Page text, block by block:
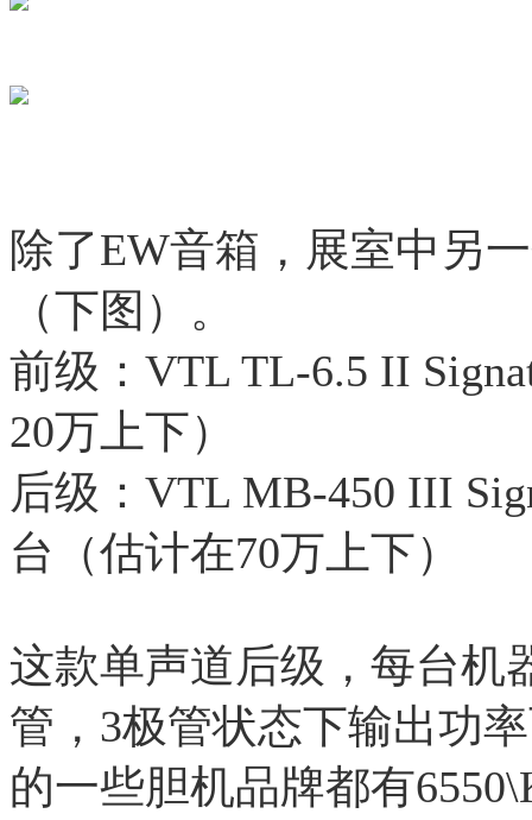
除了EW音箱，展室中另
（下图）。
前级：VTL TL-6.5 II
20万上下）
后级：VTL MB-450 III
台（估计在70万上下）
这款单声道后级，每台机
管，3极管状态下输出功
的一些胆机品牌都有